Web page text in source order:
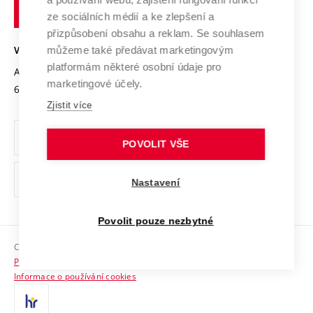
Open Science
Projekty
Projekty ze strukturálních fondů
Specifický výzkum
Mezinárodní dohody
Univerzitní sítě
Podnikavá univerzita / ContriBUTe
Bezpečná univerzita
Vyznamenání
Organizační struktura
Ochrana osobních údajů
odkaz)
Sociální bezpečí
HR Award
Kontakty
technické
Brně
VYSOKÉ UČENÍ TECHNICKÉ V BRNĚ
Antonínská 548/1
602 00 Brno
www.vut.cz
vut@vutbr.cz
Copyright © 2026 VUT
Prohlášení o přístupnosti
Informace o používání cookies
ze sociálních médií a ke zlepšení a
přizpůsobení obsahu a reklam. Se souhlasem
můžeme také předávat marketingovým
platformám některé osobní údaje pro
marketingové účely.
Zjistit více
POVOLIT VŠE
Nastavení
Povolit pouze nezbytné